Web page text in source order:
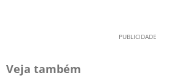
Veja também